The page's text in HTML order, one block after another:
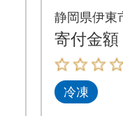
C】特ト
じ各8
の干物
静岡県伊東
寄付金額
冷凍